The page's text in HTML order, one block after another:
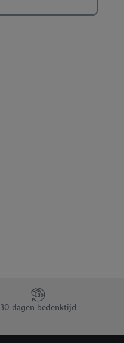
30 dagen bedenktijd